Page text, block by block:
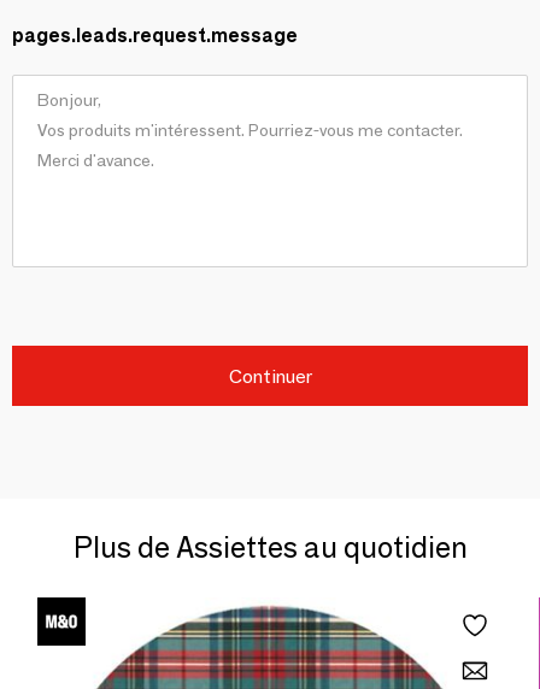
pages.leads.request.message
Continuer
Plus de Assiettes au quotidien